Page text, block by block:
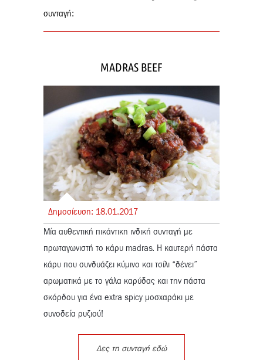
συνταγή:
MADRAS BEEF
Δημοσίευση: 18.01.2017
Mία αυθεντική πικάντικη ινδική συνταγή με
πρωταγωνιστή το κάρυ madras. Η καυτερή πάστα
κάρυ που συνδυάζει κύμινο και τσίλι “δένει”
αρωματικά με το γάλα καρύδας και την πάστα
σκόρδου για ένα extra spicy μοσχαράκι με
συνοδεία ρυζιού!
Δες τη συνταγή εδώ